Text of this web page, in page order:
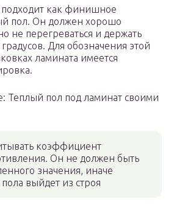
как финишное
пол. Он должен хорошо
не перегреваться и держать
Для обозначения этой
ламината имеется
Теплый пол под ламинат своими
коэффициент
Он не должен быть
значения, иначе
пола выйдет из строя